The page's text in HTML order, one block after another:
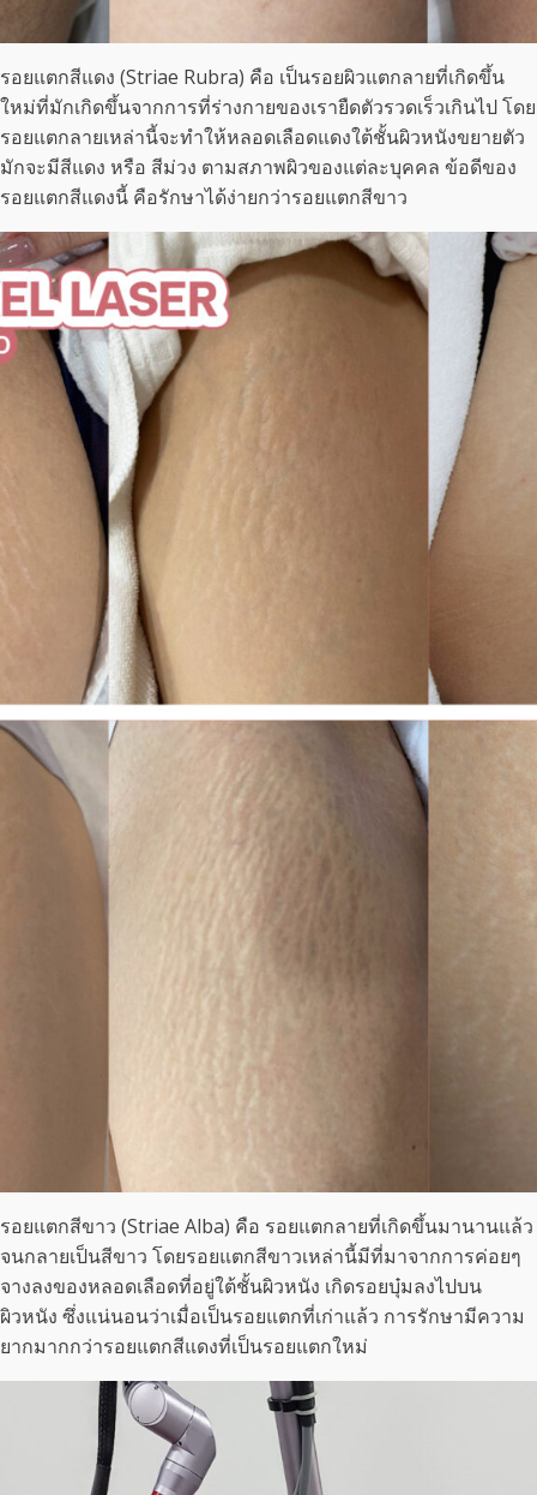
รอยแตกสีแดง (Striae Rubra) คือ เป็นรอยผิวแตกลายที่เกิดขึ้น
ใหม่ที่มักเกิดขึ้นจากการที่ร่างกายของเรายืดตัวรวดเร็วเกินไป โดย
รอยแตกลายเหล่านี้จะทำให้หลอดเลือดแดงใต้ชั้นผิวหนังขยายตัว
มักจะมีสีแดง หรือ สีม่วง ตามสภาพผิวของแต่ละบุคคล ข้อดีของ
รอยแตกสีแดงนี้ คือรักษาได้ง่ายกว่ารอยแตกสีขาว
รอยแตกสีขาว (Striae Alba) คือ รอยแตกลายที่เกิดขึ้นมานานแล้ว
จนกลายเป็นสีขาว โดยรอยแตกสีขาวเหล่านี้มีที่มาจากการค่อยๆ
จางลงของหลอดเลือดที่อยู่ใต้ชั้นผิวหนัง เกิดรอยบุ๋มลงไปบน
ผิวหนัง ซึ่งแน่นอนว่าเมื่อเป็นรอยแตกที่เก่าแล้ว การรักษามีความ
ยากมากกว่ารอยแตกสีแดงที่เป็นรอยแตกใหม่